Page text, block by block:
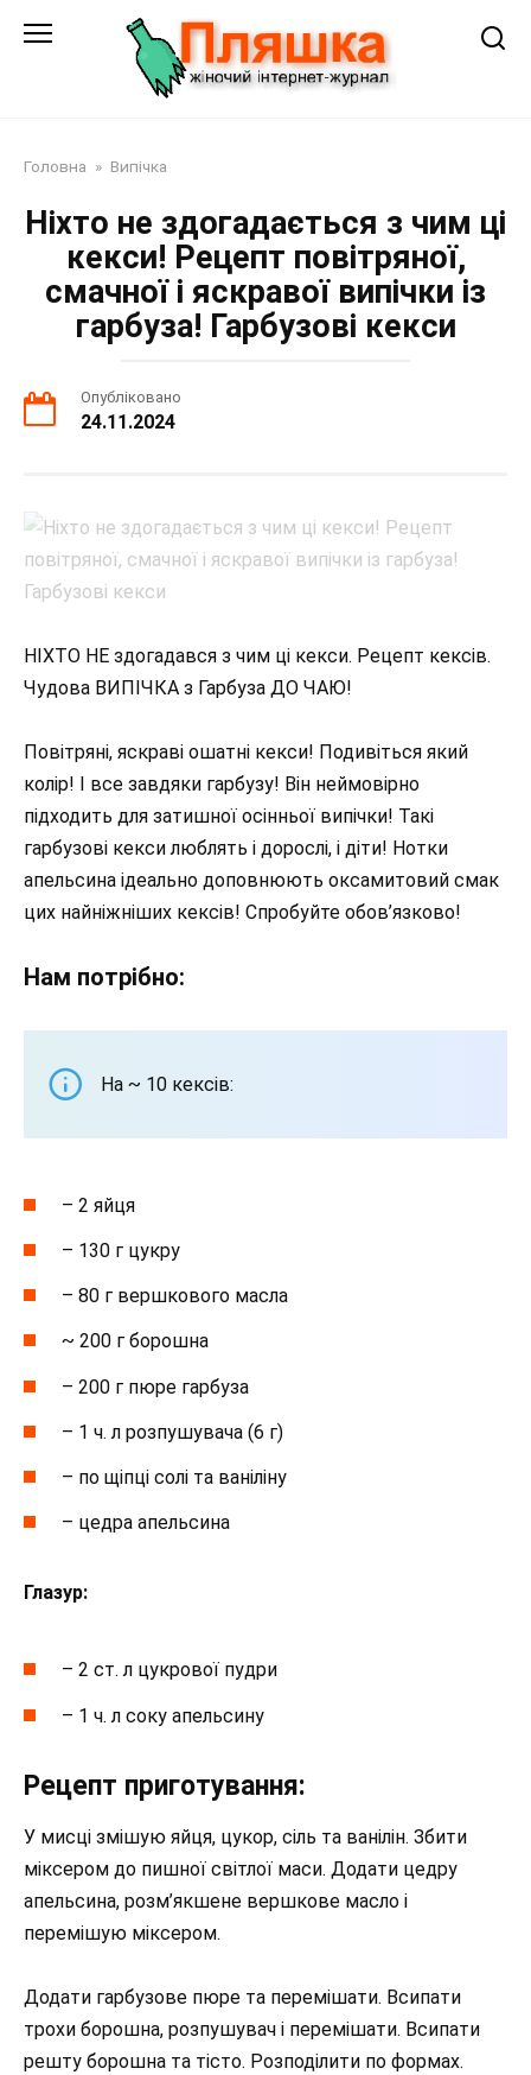
Головна » Випічка
Ніхто не здогадається з чим ці
кекси! Рецепт повітряної,
смачної і яскравої випічки із
гарбуза! Гарбузові кекси
Опубліковано
24.11.2024
НІХТО НЕ здогадався з чим ці кекси. Рецепт кексів.
Чудова ВИПІЧКА з Гарбуза ДО ЧАЮ!
Повітряні, яскраві ошатні кекси! Подивіться який
колір! І все завдяки гарбузу! Він неймовірно
підходить для затишної осінньої випічки! Такі
гарбузові кекси люблять і дорослі, і діти! Нотки
апельсина ідеально доповнюють оксамитовий смак
цих найніжніших кексів! Спробуйте обов’язково!
Нам потрібно:
На ~ 10 кексів:
– 2 яйця
– 130 г цукру
– 80 г вершкового масла
~ 200 г борошна
– 200 г пюре гарбуза
– 1 ч. л розпушувача (6 г)
– по щіпці солі та ваніліну
– цедра апельсина
Глазур:
– 2 ст. л цукрової пудри
– 1 ч. л соку апельсину
Рецепт приготування:
У мисці змішую яйця, цукор, сіль та ванілін. Збити
міксером до пишної світлої маси. Додати цедру
апельсина, розм’якшене вершкове масло і
перемішую міксером.
Додати гарбузове пюре та перемішати. Всипати
трохи борошна, розпушувач і перемішати. Всипати
решту борошна та тісто. Розподілити по формах.